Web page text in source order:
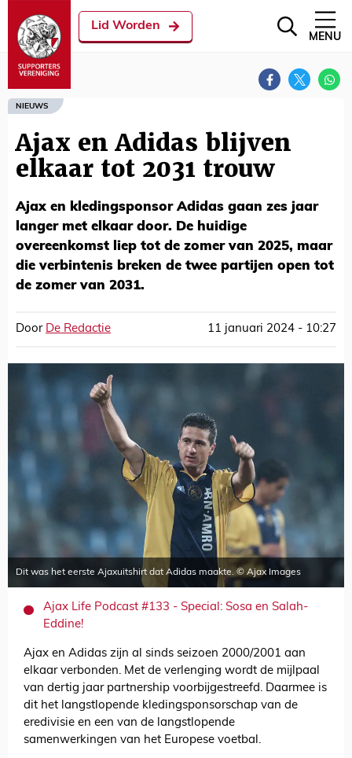
Lid Worden
MENU
NIEUWS
Ajax en Adidas blijven
elkaar tot 2031 trouw
Ajax en kledingsponsor Adidas gaan zes jaar
langer met elkaar door. De huidige
overeenkomst liep tot de zomer van 2025, maar
die verbintenis breken de twee partijen open tot
de zomer van 2031.
Door De Redactie 11 januari 2024 - 10:27
Dit was het eerste Ajaxuitshirt dat Adidas maakte. © Ajax Images
Ajax Life Podcast #133 - Special: Sosa en Salah-
Eddine!
Ajax en Adidas zijn al sinds seizoen 2000/2001 aan
elkaar verbonden. Met de verlenging wordt de mijlpaal
van dertig jaar partnership voorbijgestreefd. Daarmee is
dit het langstlopende kledingsponsorschap van de
eredivisie en een van de langstlopende
samenwerkingen van het Europese voetbal.